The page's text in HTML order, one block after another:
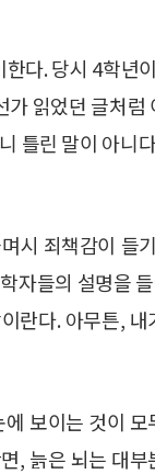
다. 당시 4학년
읽었던 글처럼
틀린 말이 아니
시 죄책감이 들
자들의 설명을
란다. 아무튼,
보이는 것이
, 늙은 뇌는 대부